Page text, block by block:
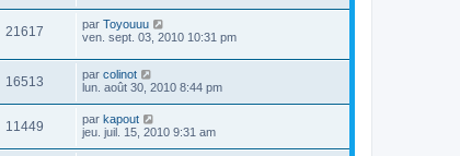
21617 par Toyouuu
ven. sept. 03, 2010 10:31 pm
16513 par colinot
lun. août 30, 2010 8:44 pm
11449 par kapout
jeu. juil. 15, 2010 9:31 am